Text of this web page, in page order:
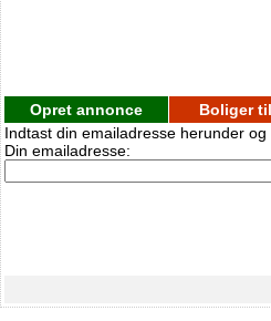
Opret annonce Boliger
Indtast din emailadresse herunder og
Din emailadresse: